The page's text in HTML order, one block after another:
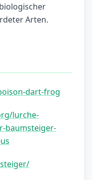
Arten.
dart-frog
lurche-
baumsteiger-